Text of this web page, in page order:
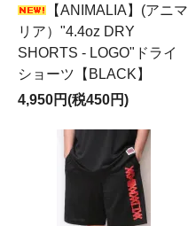
【ANIMALIA】(アニマ
リア）"4.4oz DRY
SHORTS - LOGO"ドライ
ショーツ【BLACK】
4,950円(税450円)